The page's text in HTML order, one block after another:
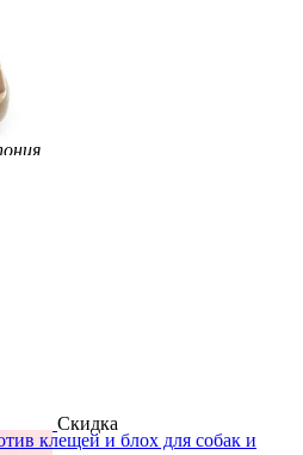
Скидка
клещей и блох для собак и